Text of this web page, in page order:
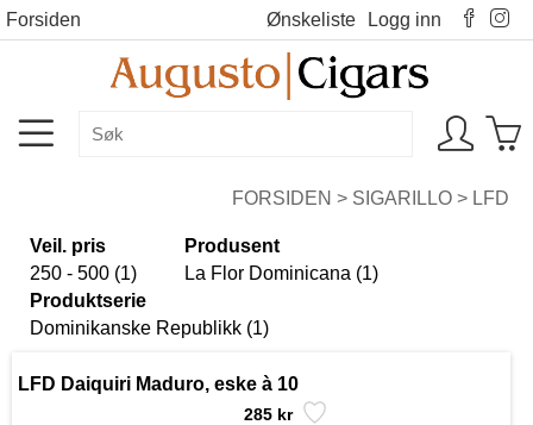
Forsiden Ønskeliste Logg inn
FORSIDEN > SIGARILLO > LFD
Veil. pris
250 - 500 (1)
Produsent
La Flor Dominicana (1)
Produktserie
Dominikanske Republikk (1)
LFD Daiquiri Maduro, eske à 10
285 kr